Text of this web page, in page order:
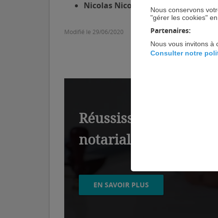
Nicolas Nicolaïdes Notaire,
Modifié le 29/06/2020
Réussissez
notarial. Découvrez
EN SAVOIR PLUS
Nous conservons
"gérer les cookies"
Partenaires:
Nous vous invitons à
Consulter notre